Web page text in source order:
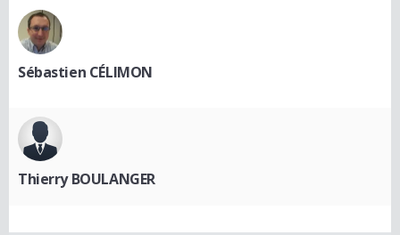
Sébastien CÉLIMON
Thierry BOULANGER